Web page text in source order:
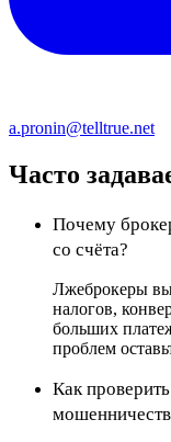
a.pronin@telltrue.net
Часто
Почему
со счёта?
Лжеброкеры
налогов,
больших
проблем
Как